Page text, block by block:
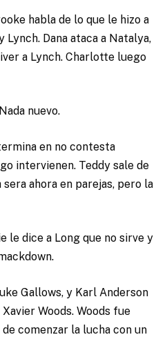
habla de lo que le hizo a
Dana ataca a Natalya,
a Lynch. Charlotte luego
nuevo.
en no contesta
intervienen. Teddy sale de
ahora en parejas, pero la
le dice a Long que no sirve y
Gallows, y Karl Anderson
Woods. Woods fue
comenzar la lucha con un